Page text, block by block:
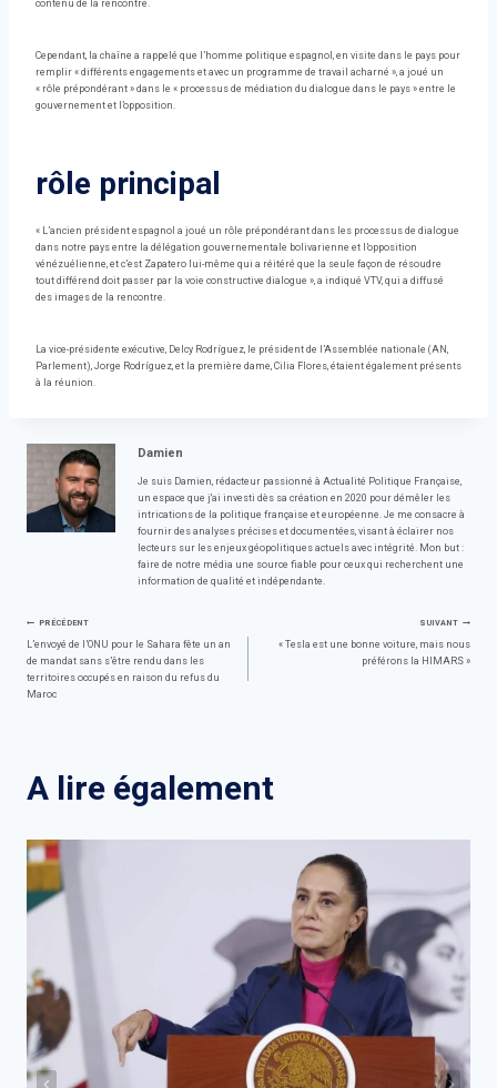
contenu de la rencontre.
Cependant, la chaîne a rappelé que l’homme politique espagnol, en visite dans le pays pour
remplir « différents engagements et avec un programme de travail acharné », a joué un
« rôle prépondérant » dans le « processus de médiation du dialogue dans le pays » entre le
gouvernement et l’opposition.
rôle principal
« L’ancien président espagnol a joué un rôle prépondérant dans les processus de dialogue
dans notre pays entre la délégation gouvernementale bolivarienne et l’opposition
vénézuélienne, et c’est Zapatero lui-même qui a réitéré que la seule façon de résoudre
tout différend doit passer par la voie constructive dialogue », a indiqué VTV, qui a diffusé
des images de la rencontre.
La vice-présidente exécutive, Delcy Rodríguez, le président de l’Assemblée nationale (AN,
Parlement), Jorge Rodríguez, et la première dame, Cilia Flores, étaient également présents
à la réunion.
Damien
Je suis Damien, rédacteur passionné à Actualité Politique Française,
un espace que j'ai investi dès sa création en 2020 pour démêler les
intrications de la politique française et européenne. Je me consacre à
fournir des analyses précises et documentées, visant à éclairer nos
lecteurs sur les enjeux géopolitiques actuels avec intégrité. Mon but :
faire de notre média une source fiable pour ceux qui recherchent une
information de qualité et indépendante.
Navigation
de
PRÉCÉDENT
L’envoyé de l’ONU pour le Sahara fête un an
de mandat sans s’être rendu dans les
territoires occupés en raison du refus du
Maroc
SUIVANT
« Tesla est une bonne voiture, mais nous
préférons la HIMARS »
A lire également